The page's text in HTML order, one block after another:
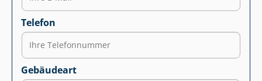
Telefon
Gebäudeart